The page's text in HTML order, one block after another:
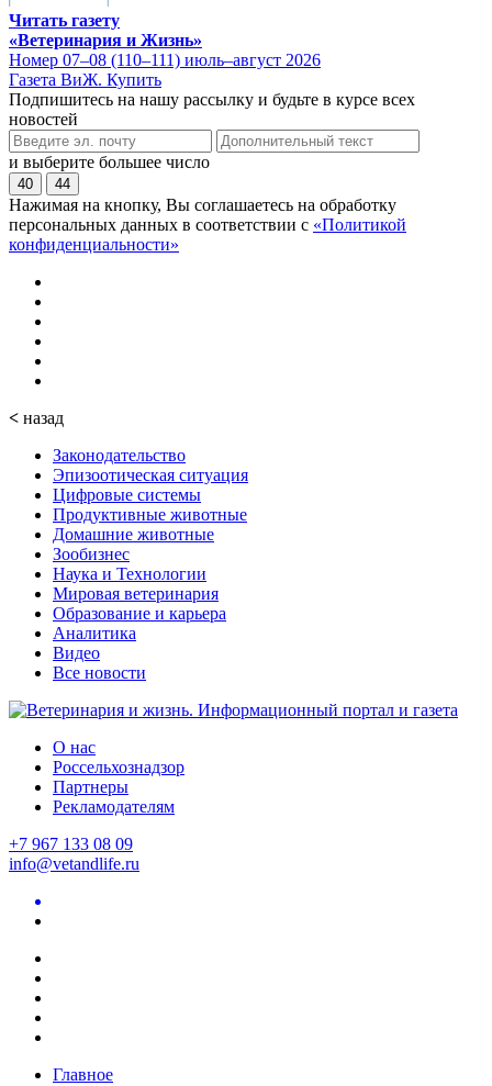
Читать газету
«Ветеринария и Жизнь»
Номер 07–08 (110–111) июль–август 2026
Газета ВиЖ. Купить
Подпишитесь на нашу рассылку и будьте в курсе всех
новостей
и выберите большее число
40 44
Нажимая на кнопку, Вы соглашаетесь на обработку
персональных данных в соответствии с «Политикой
конфиденциальности»
< назад
Законодательство
Эпизоотическая ситуация
Цифровые системы
Продуктивные животные
Домашние животные
Зообизнес
Наука и Технологии
Мировая ветеринария
Образование и карьера
Аналитика
Видео
Все новости
О нас
Россельхознадзор
Партнеры
Рекламодателям
+7 967 133 08 09
info@vetandlife.ru
Главное